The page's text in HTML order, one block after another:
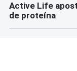
Active Life
de proteína